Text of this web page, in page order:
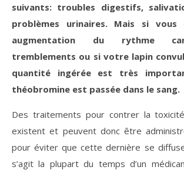
suivants: troubles digestifs,
problèmes urinaires. Mais si vous
augmentation du rythme
tremblements ou si votre lapin
quantité ingérée est très
théobromine est passée dans le sang.
Des traitements pour contrer la
existent et peuvent donc être
pour éviter que cette dernière se
s’agit la plupart du temps d’un